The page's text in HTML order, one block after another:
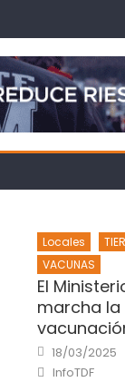
Locales
VACUNAS
El
marcha
Posted
on
18/03/2025
Author
InfoTDF